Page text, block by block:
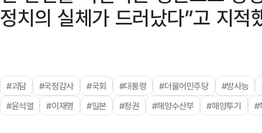
정치의 실체가 드러났다”고 지적
#괴담 #국정감사 #국회 #대통령 #더불어민주당 #방사능
#윤석열
#이재명 #일본 #정권 #해양수산부 #해양투기 #